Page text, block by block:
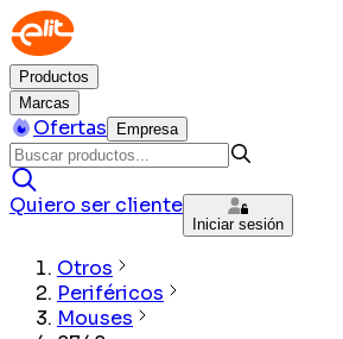
Productos
Marcas
Ofertas Empresa
Quiero ser cliente
Iniciar sesión
Otros
Periféricos
Mouses